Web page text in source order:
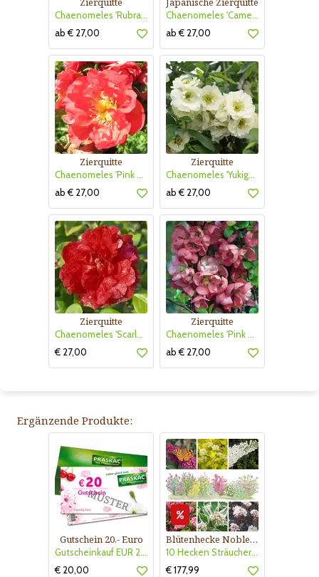
Chaenomeles 'Rubra Grandiflora'
ab € 27,00
Chaenomeles 'Cameo'
ab € 27,00
Zierquitte
Chaenomeles 'Pink Storm'
ab € 27,00
Zierquitte
Chaenomeles 'Yukigoten'
ab € 27,00
Zierquitte
Chaenomeles 'Scarlet Storm'
€ 27,00
Zierquitte
Chaenomeles 'Pink Trail'
ab € 27,00
Ergänzende Produkte:
Gutschein 20.- Euro
Gutscheinkauf EUR 20.-
€ 20,00
Blütenhecke Nobless-Kollektion Nr. 402
10 Hecken Sträucher - für 10 lfm Blütenhecke - Blühend März - Oktober
€ 177,99